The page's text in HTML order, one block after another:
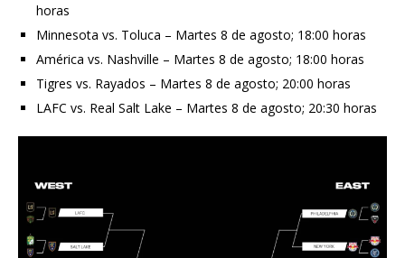
horas
Minnesota vs. Toluca – Martes 8 de agosto; 18:00 horas
América vs. Nashville – Martes 8 de agosto; 18:00 horas
Tigres vs. Rayados – Martes 8 de agosto; 20:00 horas
LAFC vs. Real Salt Lake – Martes 8 de agosto; 20:30 horas